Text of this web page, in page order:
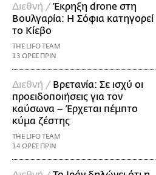
Διεθνή /Έκρηξη drone στη
Βουλγαρία: Η Σόφια κατηγορεί
το Κίεβο
THE LIFO TEAM
13 ΩΡΕΣ ΠΡΙΝ
Διεθνή / Βρετανία: Σε ισχύ οι
προειδοποιήσεις για τον
καύσωνα – Έρχεται πέμπτο
κύμα ζέστης
THE LIFO TEAM
14 ΩΡΕΣ ΠΡΙΝ